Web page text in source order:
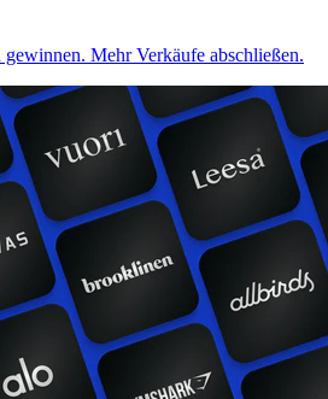
Mehr Verkäufe abschließen.